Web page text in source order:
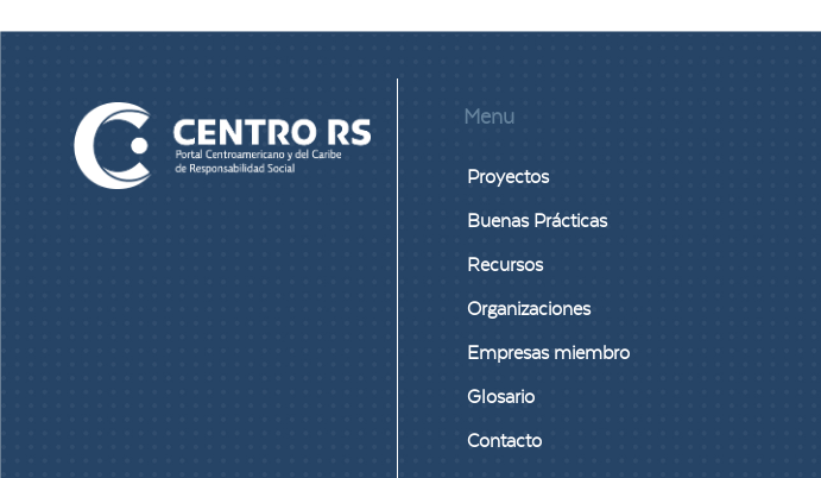
Menu
Proyectos
Buenas Prácticas
Recursos
Organizaciones
Empresas miembro
Glosario
Contacto